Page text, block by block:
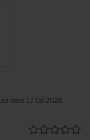
dem 17.08.2026